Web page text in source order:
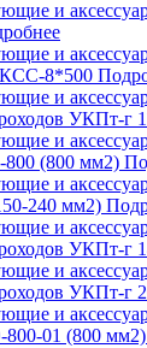
КСС-8*500
УКПт-г
(800 мм2)
240 мм2)
УКПт-г
УКПт-г
01 (800 мм2)